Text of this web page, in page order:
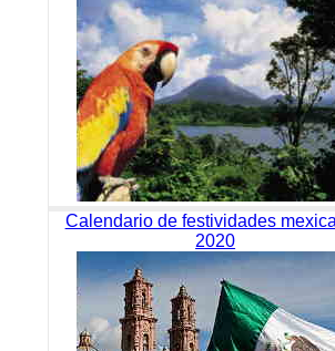
Calendario de festividades
2020